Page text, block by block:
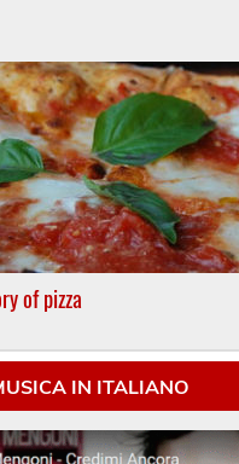
of pizza
IN ITALIANO